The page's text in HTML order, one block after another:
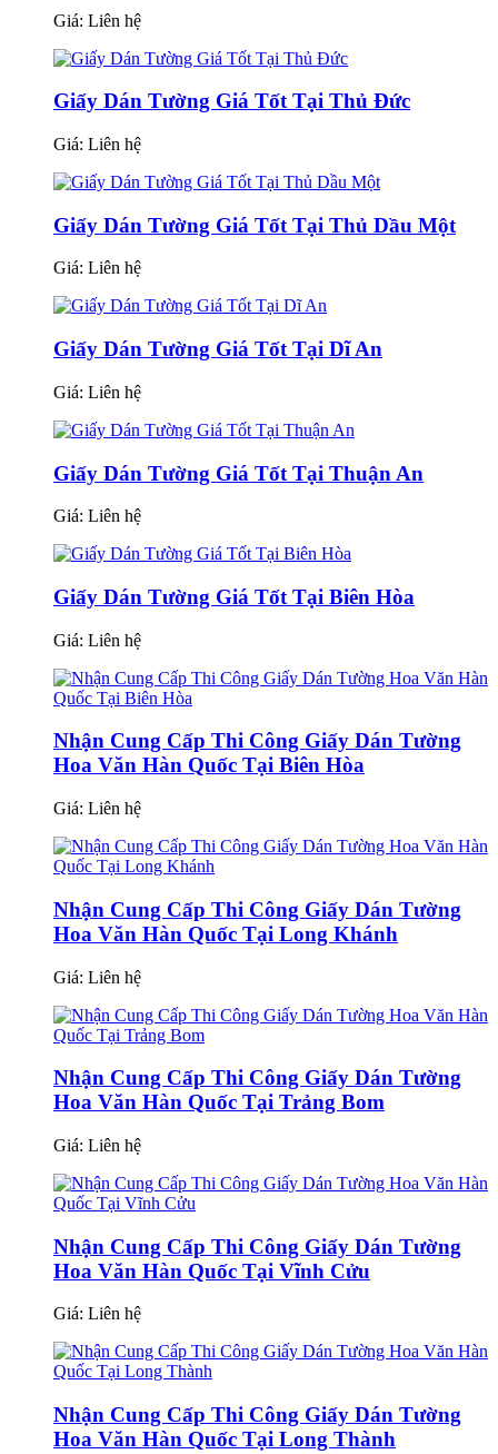
Giá: Liên hệ
Giấy Dán Tường Giá Tốt Tại Thủ Đức
Giá: Liên hệ
Giấy Dán Tường Giá Tốt Tại Thủ Dầu Một
Giá: Liên hệ
Giấy Dán Tường Giá Tốt Tại Dĩ An
Giá: Liên hệ
Giấy Dán Tường Giá Tốt Tại Thuận An
Giá: Liên hệ
Giấy Dán Tường Giá Tốt Tại Biên Hòa
Giá: Liên hệ
Nhận Cung Cấp Thi Công Giấy Dán Tường
Hoa Văn Hàn Quốc Tại Biên Hòa
Giá: Liên hệ
Nhận Cung Cấp Thi Công Giấy Dán Tường
Hoa Văn Hàn Quốc Tại Long Khánh
Giá: Liên hệ
Nhận Cung Cấp Thi Công Giấy Dán Tường
Hoa Văn Hàn Quốc Tại Trảng Bom
Giá: Liên hệ
Nhận Cung Cấp Thi Công Giấy Dán Tường
Hoa Văn Hàn Quốc Tại Vĩnh Cửu
Giá: Liên hệ
Nhận Cung Cấp Thi Công Giấy Dán Tường
Hoa Văn Hàn Quốc Tại Long Thành